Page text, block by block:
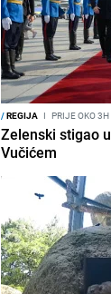
/REGIJA I PRIJE OKO 3H
Zelenski stigao
Vučićem